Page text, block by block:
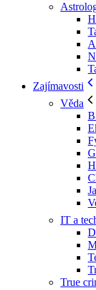
Zajímavosti
Věda
IT a
True